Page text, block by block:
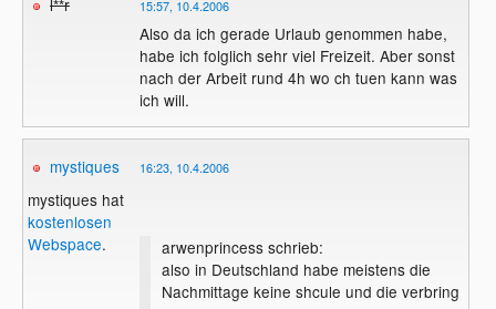
l**r 15:57, 10.4.2006
Also da ich gerade Urlaub genommen habe,
habe ich folglich sehr viel Freizeit. Aber sonst
nach der Arbeit rund 4h wo ch tuen kann was
ich will.
mystiques
mystiques hat
kostenlosen
Webspace.
16:23, 10.4.2006
arwenprincess schrieb:
also in Deutschland habe meistens die
Nachmittage keine shcule und die verbring